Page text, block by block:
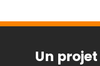
Un